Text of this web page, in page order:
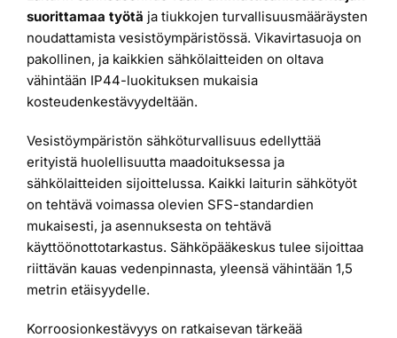
suorittamaa työtä ja tiukkojen turvallisuusmääräysten
noudattamista vesistöympäristössä. Vikavirtasuoja on
pakollinen, ja kaikkien sähkölaitteiden on oltava
vähintään IP44-luokituksen mukaisia
kosteudenkestävyydeltään.
Vesistöympäristön sähköturvallisuus edellyttää
erityistä huolellisuutta maadoituksessa ja
sähkölaitteiden sijoittelussa. Kaikki laiturin sähkötyöt
on tehtävä voimassa olevien SFS-standardien
mukaisesti, ja asennuksesta on tehtävä
käyttöönottotarkastus. Sähköpääkeskus tulee sijoittaa
riittävän kauas vedenpinnasta, yleensä vähintään 1,5
metrin etäisyydelle.
Korroosionkestävyys on ratkaisevan tärkeää